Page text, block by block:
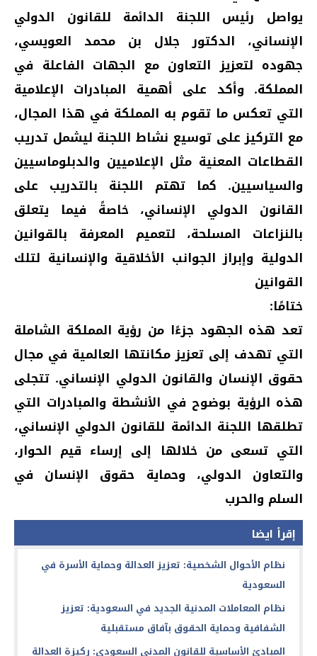
يواصل رئيس اللجنة الدائمة للقانون الدولي
الإنساني، الدكتور جلال بن محمد العويسي،
جهوده لتعزيز التعاون مع الجهات الفاعلة في
المملكة. وأكد على أهمية المبادرات الإعلامية
التي تعكس ما تقوم به المملكة في هذا المجال،
مع التركيز على توسيع نشاط اللجنة ليشمل تدريب
القطاعات المعنية مثل الإعلاميين والدبلوماسيين
والسياسيين. كما تهتم اللجنة بالتدريب على
القانون الدولي الإنساني، خاصةً فيما يتعلق
بالنزاعات المسلحة، لتعميم المعرفة بالقوانين
الدولية وإبراز الجوانب الأخلاقية والإنسانية لتلك
القوانين
ختامًا:
تعد هذه الجهود جزءًا من رؤية المملكة الشاملة
التي تهدف إلى تعزيز مكانتها العالمية في مجال
حقوق الإنسان والقانون الدولي الإنساني. تتجلى
هذه الرؤية بوضوح في الأنشطة والمبادرات التي
تطلقها اللجنة الدائمة للقانون الدولي الإنساني،
التي تسعى من خلالها إلى إرساء قيم الحوار،
والتعاون الدولي، وحماية حقوق الإنسان في
السلم والحرب
إقرأ ايضا
نظام الأحوال الشخصية: تعزيز العدالة وحماية الأسرة في
السعودية
نظام المعاملات المدنية الجديد في السعودية: تعزيز
الشفافية وحماية الحقوق بآفاق مستقبلية
المبادئ الأساسية للقانون المدني السعودي: ركيزة العدالة